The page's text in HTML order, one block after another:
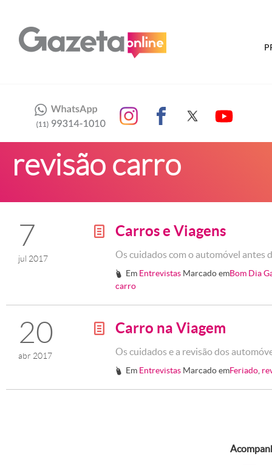
revisão carro
7
jul 2017
g Carros e Viagens
Os cuidados com o automóvel antes
# Em Entrevistas Marcado emBom Dia
carro
20
abr 2017
g Carro na Viagem
Os cuidados e a revisão dos
# Em Entrevistas Marcado emFeriado